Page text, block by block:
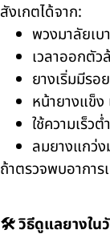
สังเกตได้จาก:
พวงมาลัยเบ
เวลาออกตั
ยางเริ่มมีร
หน้ายางแข็ง
ใช้ความเร็ว
ลมยางแกว่ง
ถ้าตรวจพบอากา
🛠️ วิธีดูแลยางใน